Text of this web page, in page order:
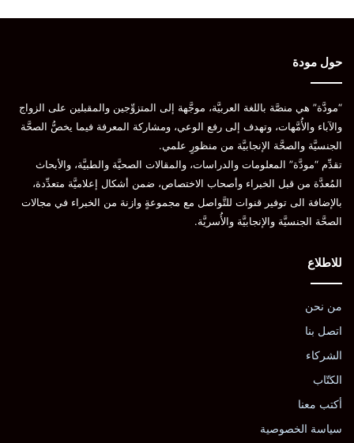
حول مودة
“مودَّة” هي منصَّة باللغة العربيَّة، موجَّهة إلى المتزوِّجين والمقبلين على الزواج
والآباء والأُمَّهات، وتهدف إلى رفع الوعي، ومشاركة المعرفة فيما يخصُّ الصحَّة
الجنسيَّة والصحَّة الإنجابيَّة من منظورٍ علمي.
تقدِّم “مودَّة” المعلومات والدراسات، والمقالات الصحيَّة والطبيَّة، والأبحاث
المُعدَّة من قبل الخبراء وأصحاب الاختصاص، ضمن أشكال إعلاميَّة متعدِّدة،
بالإضافة الى توفير قنوات للتَّواصل مع مجموعةٍ وازنة من الخبراء في مجالات
الصحَّة الجنسيَّة والإنجابيَّة والأُسريَّة.
للاطلاع
من نحن
اتصل بنا
الشركاء
الكتّاب
أكتب معنا
سياسة الخصوصية